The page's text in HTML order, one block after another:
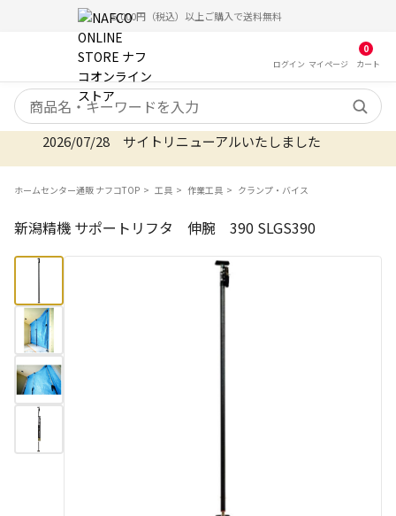
5,000円（税込）以上ご購入で送料無料
ログイン マイ ページ
0
カート
検索キーワード
2026/07/28 サイトリニューアルいたしました
ホームセンター通販 ナフコTOP 工具 作業工具 クランプ・バイス
新潟精機 サポートリフタ 伸腕 390 SLGS390